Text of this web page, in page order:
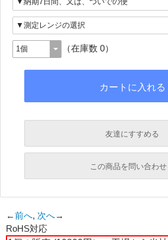
（在庫数 0）
友達にすすめる
必須
必須
この商品を問い合わせ
←前へ, 次へ→
RoHS対応